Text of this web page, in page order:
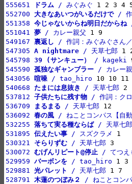
555651
ドラム / みぐみぐ
552700 大きなあいつがいるだけで / 作
551358 今じゃないからね明日だからね
551041 夢 / カレー親父
549167 裏返し / 作詞：みぐみぐさん
547305 A nightmare / 天草七郎
545798 39 (サンキュー） / kageki
545590 孤独なギャンブラー / カレー
543056 喧噪 / tao_hiro
540668 たまには息抜き / 天草七郎
537812 子供たちに残す物 / 作詞：ク
536709
まるまる / 天草七郎
536092 春の風 / ねことコンパス【自動
532255 落ちて実る種ならば / 天草七郎
531895 伝えたい事 / スズクラメ
530321 そらりずむ / 天草七郎
530072 むげんリピート@停止 / てつえ
529959 バーボンを / tao_hiro
529881 光パレット / 天草七郎
528791 木蓮のつぼみ２ / ねことコン